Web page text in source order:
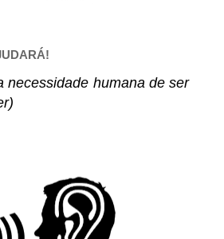
necessidade humana de ser